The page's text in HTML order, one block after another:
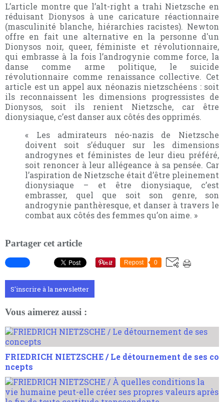
L’article montre que l’alt-right a trahi Nietzsche en
réduisant Dionysos à une caricature réactionnaire
(masculinité blanche, hiérarchies racistes). Newton
offre en fait une alternative en la personne d'un
Dionysos noir, queer, féministe et révolutionnaire,
qui embrasse à la fois l’androgynie comme force, la
danse comme arme politique, le suicide
révolutionnaire comme renaissance collective. Cet
article est un appel aux néonazis nietzschéens : soit
ils reconnaissent les dimensions progressistes de
Dionysos, soit ils renient Nietzsche, car être
dionysiaque, c’est danser aux côtés des opprimés.
« Les admirateurs néo-nazis de Nietzsche
doivent soit s’éduquer sur les dimensions
androgynes et féministes de leur dieu préféré,
soit renoncer à leur allégeance à sa pensée. Car
l’aspiration de Nietzsche était d’être pleinement
dionysiaque – et être dionysiaque, c’est
embrasser, quel que soit son genre, son
androgynie panthèresque, et danser à travers le
combat aux côtés des femmes qu’on aime. »
Partager cet article
Repost 0
S'inscrire à la newsletter
Vous aimerez aussi :
FRIEDRICH NIETZSCHE / Le détournement de ses co
ncepts